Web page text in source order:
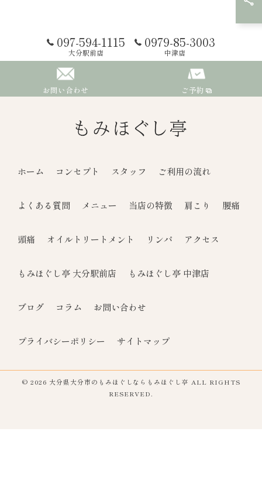
097-594-1115
大分駅前店
0979-85-3003
中津店
お問い合わせ ご予約
ホーム コンセプト スタッフ ご利用の流れ
よくある質問 メニュー 当店の特徴 肩こり 腰痛
頭痛 オイルトリートメント リンパ アクセス
もみほぐし亭 大分駅前店 もみほぐし亭 中津店
ブログ コラム お問い合わせ
プライバシーポリシー サイトマップ
© 2026 大分県大分市のもみほぐしならもみほぐし亭 ALL RIGHTS
RESERVED.